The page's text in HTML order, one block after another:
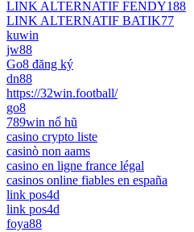
LINK ALTERNATIF FENDY188
LINK ALTERNATIF BATIK77
kuwin
jw88
Go8 đăng ký
dn88
https://32win.football/
go8
789win nổ hũ
casino crypto liste
casinò non aams
casino en ligne france légal
casinos online fiables en españa
link pos4d
link pos4d
foya88